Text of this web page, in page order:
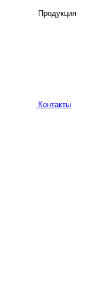
Продукция
Контакты